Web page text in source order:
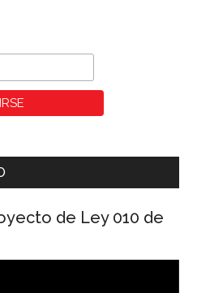
de Ley 010 de